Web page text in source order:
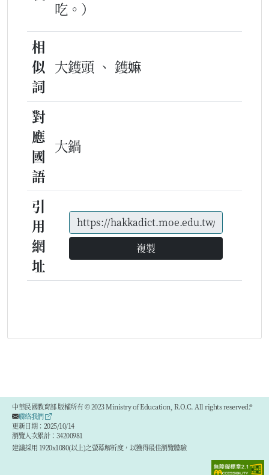
吃。）
相
似
詞
大鑊頭 、 鑊嫲
對
應
國
語
大鍋
引
用
網
址
複製
中華民國教育部 版權所有 © 2023 Ministry of Education, R.O.C. All rights reserved.®
聯絡我們
更新日期：2025/10/14
瀏覽人次累計：34200981
建議採用 1920x1080(以上)之螢幕解析度，以獲得最佳瀏覽體驗